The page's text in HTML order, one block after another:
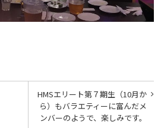
HMSエリート第７期生（10月か
ら）もバラエティーに富んだメ
ンバーのようで、楽しみです。